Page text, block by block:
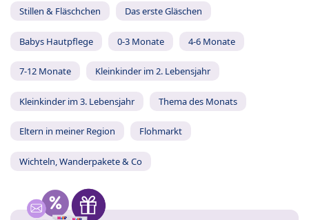
Stillen & Fläschchen Das erste Gläschen
Babys Hautpflege 0-3 Monate 4-6 Monate
7-12 Monate Kleinkinder im 2. Lebensjahr
Kleinkinder im 3. Lebensjahr Thema des Monats
Eltern in meiner Region Flohmarkt
Wichteln, Wanderpakete & Co